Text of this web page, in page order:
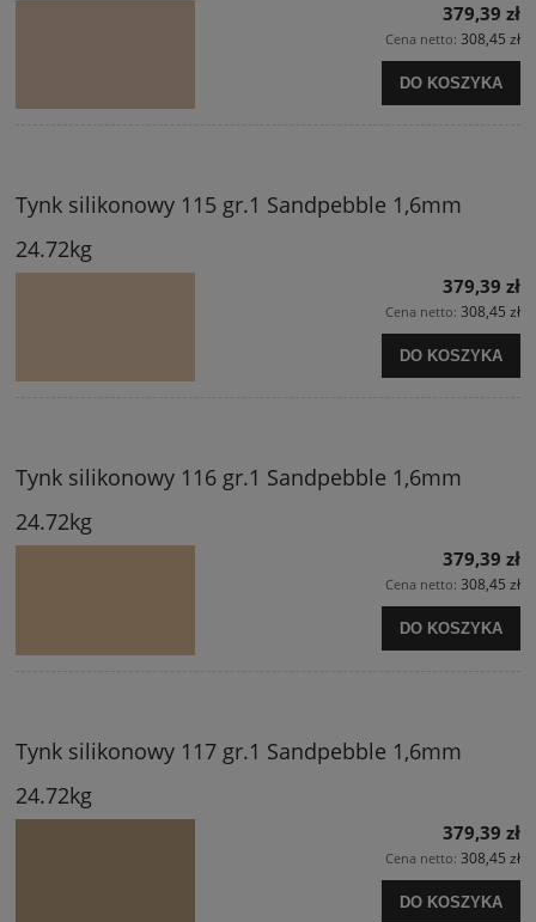
379,39 zł
Cena netto: 308,45 zł
DO KOSZYKA
Tynk silikonowy 115 gr.1 Sandpebble 1,6mm
24.72kg
379,39 zł
Cena netto: 308,45 zł
DO KOSZYKA
Tynk silikonowy 116 gr.1 Sandpebble 1,6mm
24.72kg
379,39 zł
Cena netto: 308,45 zł
DO KOSZYKA
Tynk silikonowy 117 gr.1 Sandpebble 1,6mm
24.72kg
379,39 zł
Cena netto: 308,45 zł
DO KOSZYKA